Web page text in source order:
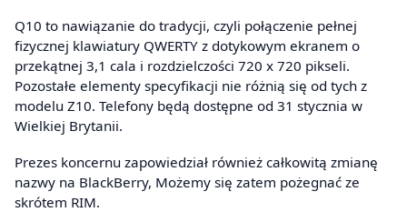
Q10 to nawiązanie do tradycji, czyli połączenie pełnej
fizycznej klawiatury QWERTY z dotykowym ekranem o
przekątnej 3,1 cala i rozdzielczości 720 x 720 pikseli.
Pozostałe elementy specyfikacji nie różnią się od tych z
modelu Z10. Telefony będą dostępne od 31 stycznia w
Wielkiej Brytanii.
Prezes koncernu zapowiedział również całkowitą zmianę
nazwy na BlackBerry, Możemy się zatem pożegnać ze
skrótem RIM.